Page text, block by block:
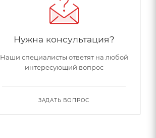
Нужна консультация?
Наши специалисты ответят на любой
интересующий вопрос
ЗАДАТЬ ВОПРОС